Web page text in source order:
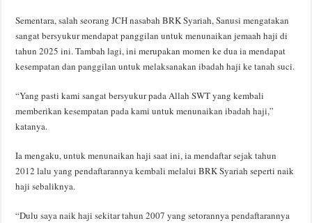
Sementara, salah seorang JCH nasabah BRK Syariah, Sanusi mengatakan
sangat bersyukur mendapat panggilan untuk menunaikan jemaah haji di
tahun 2025 ini. Tambah lagi, ini merupakan momen ke dua ia mendapat
kesempatan dan panggilan untuk melaksanakan ibadah haji ke tanah suci.
“Yang pasti kami sangat bersyukur pada Allah SWT yang kembali
memberikan kesempatan pada kami untuk menunaikan ibadah haji,”
katanya.
Ia mengaku, untuk menunaikan haji saat ini, ia mendaftar sejak tahun
2012 lalu yang pendaftarannya kembali melalui BRK Syariah seperti naik
haji sebaliknya.
“Dulu saya naik haji sekitar tahun 2007 yang setorannya pendaftarannya